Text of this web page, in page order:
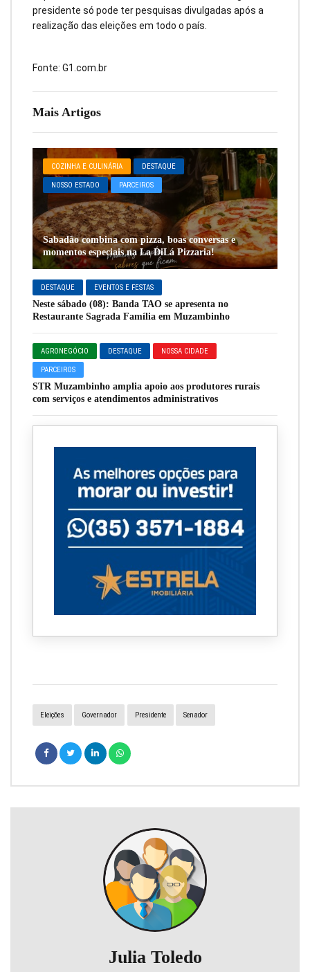
Mais Artigos
COZINHA E CULINÁRIA DESTAQUE
NOSSO ESTADO PARCEIROS
Sabadão combina com pizza, boas conversas e
momentos especiais na La DiLá Pizzaria!
DESTAQUE EVENTOS E FESTAS
Neste sábado (08): Banda TAO se apresenta no
Restaurante Sagrada Família em Muzambinho
AGRONEGÓCIO DESTAQUE NOSSA CIDADE
PARCEIROS
STR Muzambinho amplia apoio aos produtores rurais
com serviços e atendimentos administrativos
presidente só pode ter pesquisas divulgadas após a
realização das eleições em todo o país.
Fonte: G1.com.br
Eleições Governador Presidente Senador
Julia Toledo